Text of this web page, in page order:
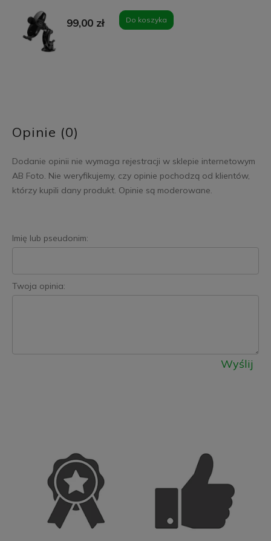
99,00 zł Do koszyka
Opinie (0)
Dodanie opinii nie wymaga rejestracji w sklepie internetowym
AB Foto. Nie weryfikujemy, czy opinie pochodzą od klientów,
którzy kupili dany produkt. Opinie są moderowane.
Imię lub pseudonim:
Twoja opinia:
Wyślij